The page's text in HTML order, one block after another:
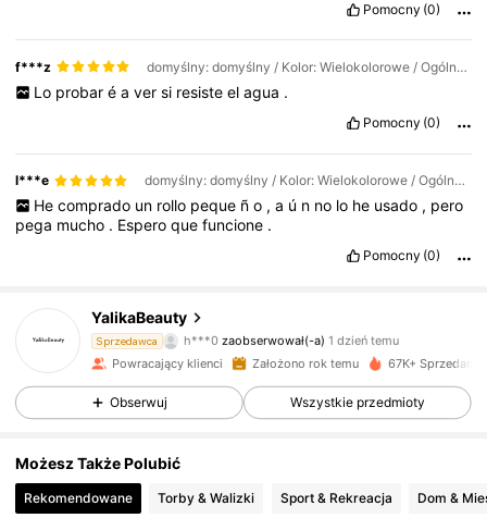
Pomocny (0)
f***z domyślny: domyślny / Kolor: Wielokolorowe / Ogólny opis: 5 x 100 cm - bez pudełka
Lo probar é a ver si resiste el agua .
Pomocny (0)
l***e domyślny: domyślny / Kolor: Wielokolorowe / Ogólny opis: 5 x 50 cm - bez pudełka
He comprado un rollo peque ñ o , a ú n no lo he usado , pero
pega mucho . Esperoquefuncione .
Pomocny (0)
YalikaBeauty
Sprzedawca
h***0
A***iprzegląda
4,86
952 Obserwujący
4,86 952 Obserwujący
Powracający klienci Założono rok temu 67K+
Obserwuj Wszystkie przedmioty
Możesz Także Polubić
Rekomendowane Torby & Walizki Sport & Rekreacja Dom